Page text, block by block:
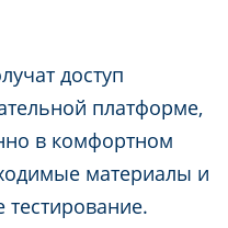
доступ
платформе,
в комфортном
материалы и